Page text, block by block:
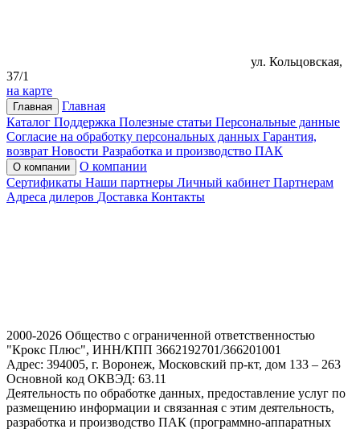
ул. Кольцовская,
37/1
на карте
Главная
Главная
Каталог Поддержка Полезные статьи Персональные данные
Согласие на обработку персональных данных Гарантия,
возврат Новости Разработка и производство ПАК
О компании
О компании
Сертификаты Наши партнеры Личный кабинет Партнерам
Адреса дилеров Доставка Контакты
2000-2026 Общество с ограниченной ответственностью
"Крокс Плюс", ИНН/КПП 3662192701/366201001
Адрес: 394005, г. Воронеж, Московский пр-кт, дом 133 – 263
Основной код ОКВЭД: 63.11
Деятельность по обработке данных, предоставление услуг по
размещению информации и связанная с этим деятельность,
разработка и производство ПАК (программно-аппаратных